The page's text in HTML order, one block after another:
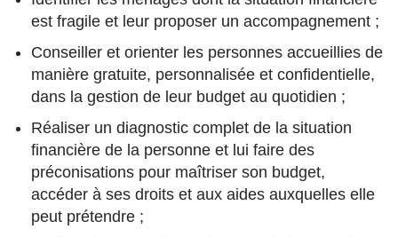
est fragile et leur proposer un accompagnement ;
Conseiller et orienter les personnes accueillies de
manière gratuite, personnalisée et confidentielle,
dans la gestion de leur budget au quotidien ;
Réaliser un diagnostic complet de la situation
financière de la personne et lui faire des
préconisations pour maîtriser son budget,
accéder à ses droits et aux aides auxquelles elle
peut prétendre ;